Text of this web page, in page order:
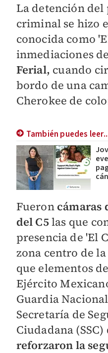
La detención del
criminal se hizo
conocida como
inmediaciones
Ferial, cuando
bordo de una
Cherokee de
También puedes
Fueron cámaras
del C5las que
presencia de 'El
zona centro de
que elementos
Ejército
Guardia
Secretaría de
Ciudadana
reforzaron la